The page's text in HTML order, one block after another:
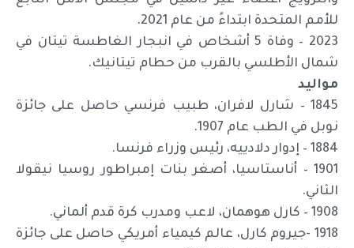
للأمم المتحدة ابتداءً من عام 2021.
2023 – وفاة 5 أشخاص في انبجار الغاطسة تيتان في
شمال الأطلسي بالقرب من حطام تيتانيك.
مواليد
1845 – شارل لافران، طبيب فرنسي حاصل على جائزة
نوبل في الطب عام 1907.
1884 – إدوار دلادييه، رئيس وزراء فرنسا.
1901 – أناستاسيا، أصغر بنات إمبراطور روسيا نيقولا
الثاني.
1908 – كارل هوهمان، لاعب ومدرب كرة قدم ألماني.
1918 -جيروم كارل، عالم كيمياء أمريكي حاصل على جائزة